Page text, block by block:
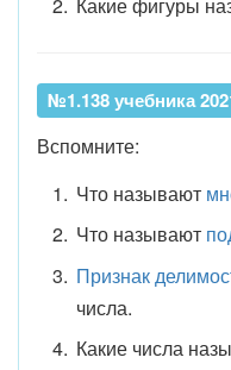
№1.138 учебника
Вспомните:
Что называют
Что называют
Признак
числа.
Какие числа